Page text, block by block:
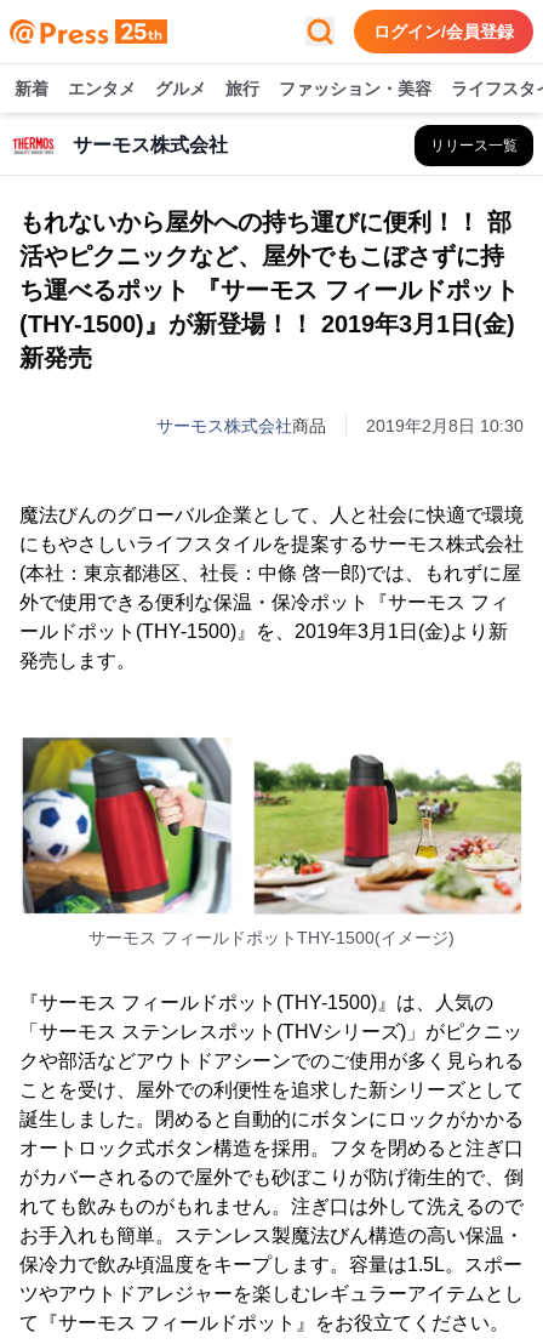
ログイン/会員登録
新着 エンタメ グルメ 旅行 ファッション・美容 ライフスタ
サーモス株式会社 リリース一覧
もれないから屋外への持ち運びに便利！！ 部
活やピクニックなど、屋外でもこぼさずに持
ち運べるポット 『サーモス フィールドポット
(THY-1500)』が新登場！！ 2019年3月1日(金)
新発売
サーモス株式会社商品 2019年2月8日 10:30
魔法びんのグローバル企業として、人と社会に快適で環境
にもやさしいライフスタイルを提案するサーモス株式会社
(本社：東京都港区、社長：中條 啓一郎)では、もれずに屋
外で使用できる便利な保温・保冷ポット『サーモス フィ
ールドポット(THY-1500)』を、2019年3月1日(金)より新
発売します。
サーモス フィールドポットTHY-1500(イメージ)
『サーモス フィールドポット(THY-1500)』は、人気の
「サーモス ステンレスポット(THVシリーズ)」がピクニッ
クや部活などアウトドアシーンでのご使用が多く見られる
ことを受け、屋外での利便性を追求した新シリーズとして
誕生しました。閉めると自動的にボタンにロックがかかる
オートロック式ボタン構造を採用。フタを閉めると注ぎ口
がカバーされるので屋外でも砂ぼこりが防げ衛生的で、倒
れても飲みものがもれません。注ぎ口は外して洗えるので
お手入れも簡単。ステンレス製魔法びん構造の高い保温・
保冷力で飲み頃温度をキープします。容量は1.5L。スポー
ツやアウトドアレジャーを楽しむレギュラーアイテムとし
て『サーモス フィールドポット』をお役立てください。